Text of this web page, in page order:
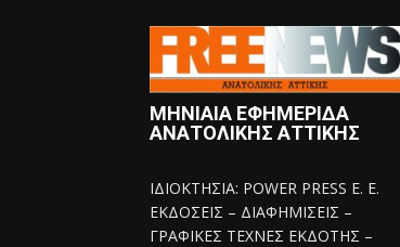
ΜΗΝΙΑΙΑ ΕΦΗΜΕΡΙΔΑ
ΑΝΑΤΟΛΙΚΗΣ ΑΤΤΙΚΗΣ
ΙΔΙΟΚΤΗΣΙΑ: POWER PRESS E. E.
ΕΚΔΟΣΕΙΣ – ΔΙΑΦΗΜΙΣΕΙΣ –
ΓΡΑΦΙΚΕΣ ΤΕΧΝΕΣ ΕΚΔΟΤΗΣ –